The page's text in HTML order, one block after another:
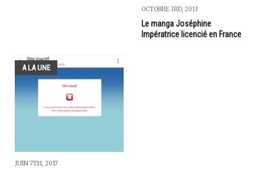
OCTOBRE 3RD, 2013
Le manga Joséphine
Impératrice licencié en France
A LA UNE
JUIN 7TH, 2017